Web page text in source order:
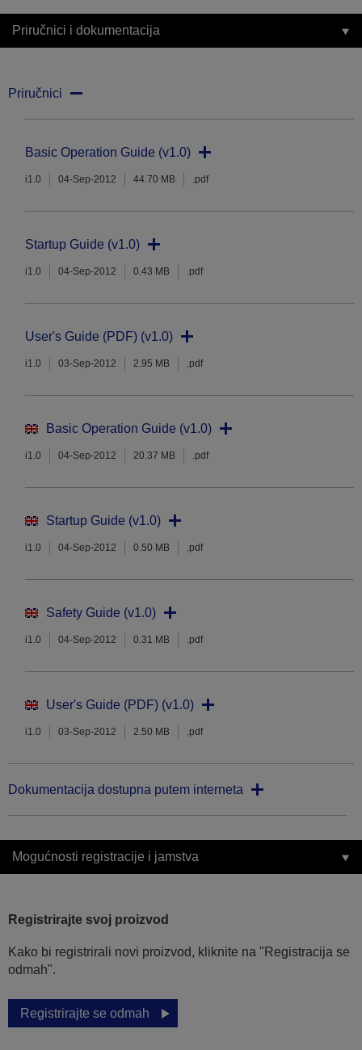
Priručnici i dokumentacija
Priručnici
Basic Operation Guide (v1.0)
i1.0 04-Sep-2012 44.70 MB .pdf
Startup Guide (v1.0)
i1.0 04-Sep-2012 0.43 MB .pdf
User's Guide (PDF) (v1.0)
i1.0 03-Sep-2012 2.95 MB .pdf
Basic Operation Guide (v1.0)
i1.0 04-Sep-2012 20.37 MB .pdf
Startup Guide (v1.0)
i1.0 04-Sep-2012 0.50 MB .pdf
Safety Guide (v1.0)
i1.0 04-Sep-2012 0.31 MB .pdf
User's Guide (PDF) (v1.0)
i1.0 03-Sep-2012 2.50 MB .pdf
Dokumentacija dostupna putem interneta
Mogućnosti registracije i jamstva
Registrirajte svoj proizvod
Kako bi registrirali novi proizvod, kliknite na "Registracija se
odmah".
Registrirajte se odmah